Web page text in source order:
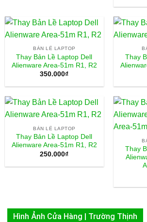
BẢN LỀ LAPTOP
Thay Bản Lề Laptop Dell
Alienware Area-51m R1, R2
350.000₫
Thay
BẢN LỀ LAPTOP
Thay Bản Lề Laptop Dell
Alienware Area-51m R1, R2
250.000₫
Thay
Hình Ảnh Cửa Hàng | Trường Thịnh